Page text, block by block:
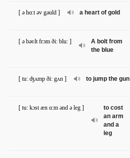
a heart of gold
[ ə hɑ:t əv gəuld ]
A bolt from
the blue
[ ə bəʋlt frɔm ði: blu: ]
to jump the gun
[ tu: ʤʌmp ði: gʌn ]
to cost
an arm
and a
leg
[ tu: kɔst æn ɑ:m ənd ə leg ]